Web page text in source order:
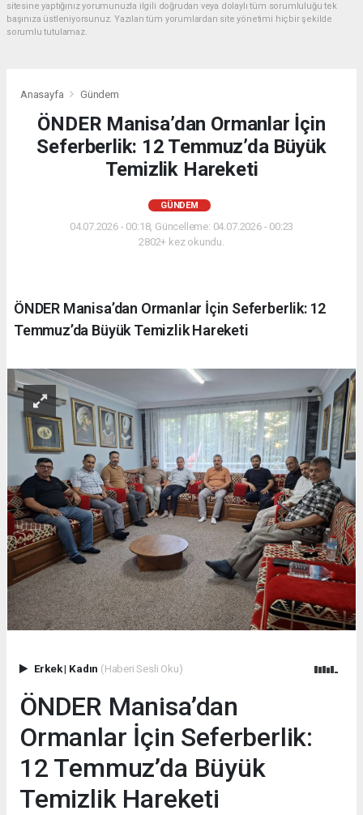
sitesine yaptığınız yorumunuzla ilgili doğrudan veya dolaylı tüm sorumluluğu tek
başınıza üstleniyorsunuz. Yazılan tüm yorumlardan site yönetimi hiçbir şekilde
sorumlu tutulamaz.
Anasayfa Gündem
ÖNDER Manisa’dan Ormanlar İçin
Seferberlik: 12 Temmuz’da Büyük
Temizlik Hareketi
GÜNDEM
04.07.2026 - 00:18, Güncelleme: 04.07.2026 - 00:23
2802+ kez okundu.
ÖNDER Manisa’dan Ormanlar İçin Seferberlik: 12
Temmuz’da Büyük Temizlik Hareketi
Erkek| Kadın (Haberi Sesli Oku)
ÖNDER Manisa’dan
Ormanlar İçin Seferberlik:
12 Temmuz’da Büyük
Temizlik Hareketi